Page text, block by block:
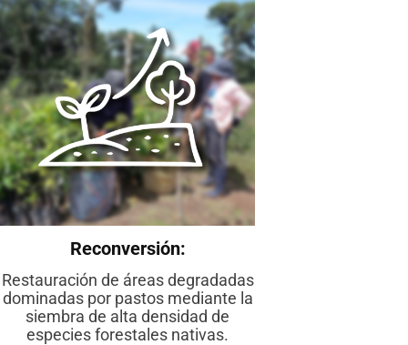
Reconversión:
Restauración de áreas degradadas
dominadas por pastos mediante la
siembra de alta densidad de
especies forestales nativas.